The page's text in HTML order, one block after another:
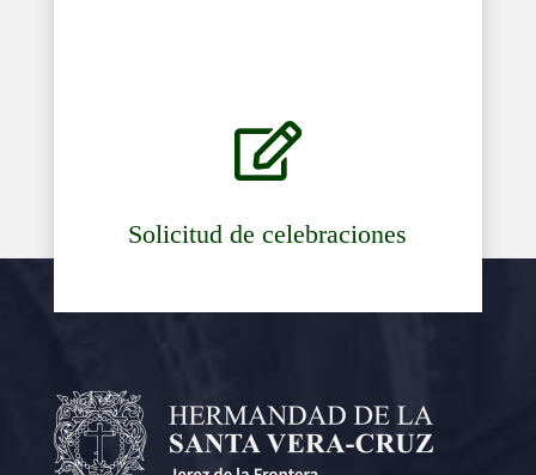

Solicitud de celebraciones